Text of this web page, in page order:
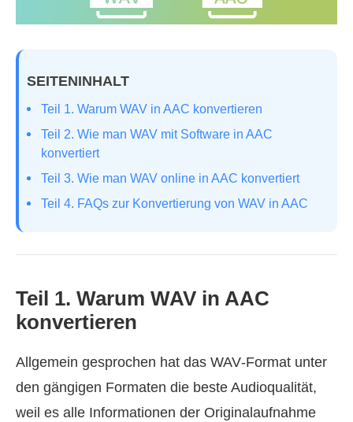
SEITENINHALT
Teil 1. Warum WAV in AAC konvertieren
Teil 2. Wie man WAV mit Software in AAC
konvertiert
Teil 3. Wie man WAV online in AAC konvertiert
Teil 4. FAQs zur Konvertierung von WAV in AAC
Teil 1. Warum WAV in AAC
konvertieren
Allgemein gesprochen hat das WAV‑Format unter
den gängigen Formaten die beste Audioqualität,
weil es alle Informationen der Originalaufnahme